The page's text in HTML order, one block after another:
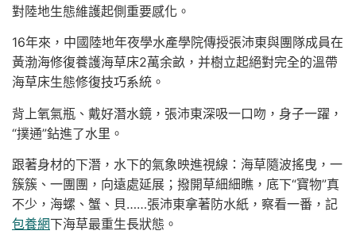
對陸地生態維護起側重要感化。
16年來，中國陸地年夜學水產學院傳授張沛東與團隊成員在
黃渤海修復養護海草床2萬余畝，并樹立起絕對完全的溫帶
海草床生態修復技巧系統。
背上氧氣瓶、戴好潛水鏡，張沛東深吸一口吻，身子一躍，
“撲通”鉆進了水里。
跟著身材的下潛，水下的氣象映進視線：海草隨波搖曳，一
簇簇、一團團，向遠處延展；撥開草細細瞧，底下“寶物”真
不少，海螺、蟹、貝……張沛東拿著防水紙，察看一番，記
包養網下海草最重生長狀態。